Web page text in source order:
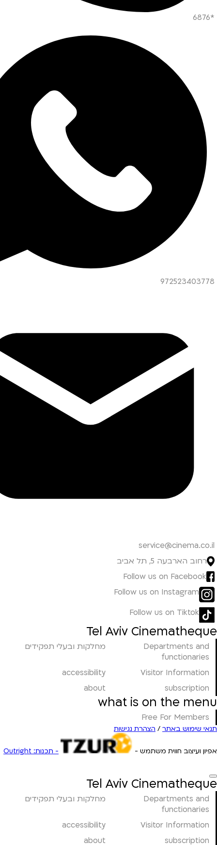
*6876
972523403778
service@cinema.co.il
רחוב הארבעה 5, תל אביב
Follow us on Facebook
Follow us on Instagram
Follow us on Tiktok
Tel Aviv Cinematheque
Departments and
functionaries
מחלקות ובעלי תפקידים
Visitor Information
accessibility
subscription
about
what is on the menu
Free For Members
תנאי שימוש באתר / הצהרת נגישות
אפיון ועיצוב חווית משתמש - - תכנות: Outright
Tel Aviv Cinematheque
Departments and
functionaries
מחלקות ובעלי תפקידים
Visitor Information
accessibility
subscription
about